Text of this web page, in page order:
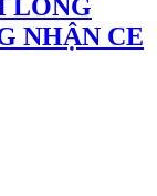
LONG
NHẬN CE